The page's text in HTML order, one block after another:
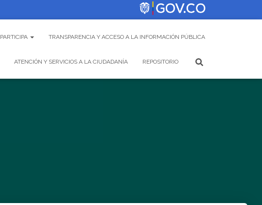
PARTICIPA TRANSPARENCIA Y ACCESO A LA INFORMACIÓN PÚBLICA
ATENCIÓN Y SERVICIOS A LA CIUDADANÍA REPOSITORIO